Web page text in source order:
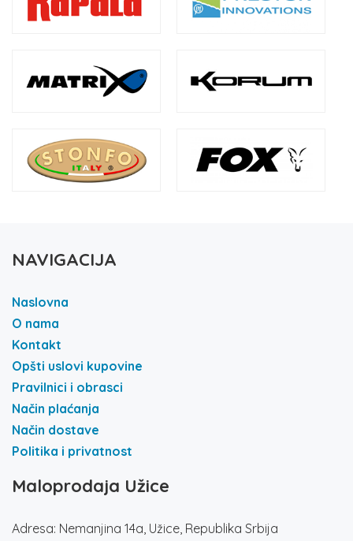
NAVIGACIJA
Naslovna
O nama
Kontakt
Opšti uslovi kupovine
Pravilnici i obrasci
Način plaćanja
Način dostave
Politika i privatnost
Maloprodaja Užice
Adresa: Nemanjina 14a, Užice, Republika Srbija